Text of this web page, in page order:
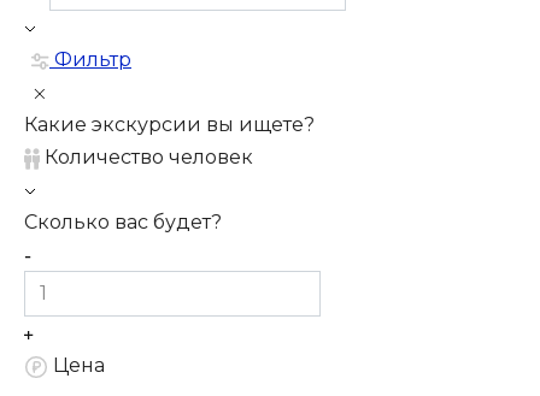
Фильтр
Какие экскурсии вы ищете?
Количество человек
Сколько вас будет?
Цена